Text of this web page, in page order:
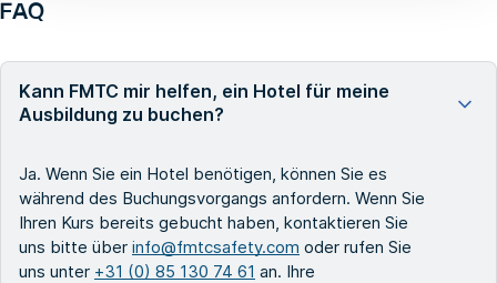
FAQ
Kann FMTC mir helfen, ein Hotel für meine
Ausbildung zu buchen?
Ja. Wenn Sie ein Hotel benötigen, können Sie es
während des Buchungsvorgangs anfordern. Wenn Sie
Ihren Kurs bereits gebucht haben, kontaktieren Sie
uns bitte über info@fmtcsafety.com oder rufen Sie
uns unter +31 (0) 85 130 74 61 an. Ihre